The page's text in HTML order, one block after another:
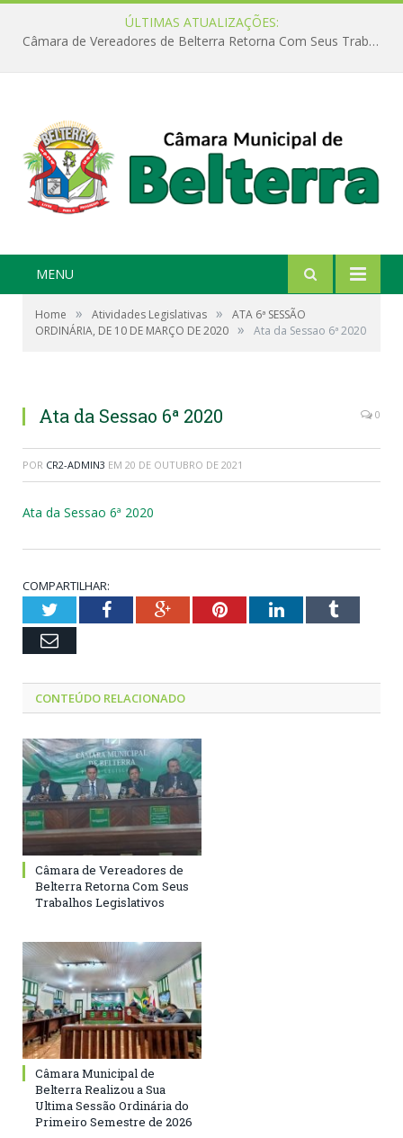
ÚLTIMAS ATUALIZAÇÕES:
Câmara de Vereadores de Belterra Retorna Com Seus Trabalhos Legislativos
MENU
Home » Atividades Legislativas »
ATA 6ª SESSÃO
ORDINÁRIA, DE 10 DE MARÇO DE 2020 » Ata da Sessao 6ª 2020
Ata da Sessao 6ª 2020 0
POR CR2-ADMIN3 EM 20 DE OUTUBRO DE 2021
Ata da Sessao 6ª 2020
COMPARTILHAR:
TwitterFacebookGoogle+PinterestLinkedInTumblr
Email
CONTEÚDO RELACIONADO
Câmara de Vereadores de
Belterra Retorna Com Seus
Trabalhos Legislativos
Câmara Municipal de
Belterra Realizou a Sua
Ultima Sessão Ordinária do
Primeiro Semestre de 2026